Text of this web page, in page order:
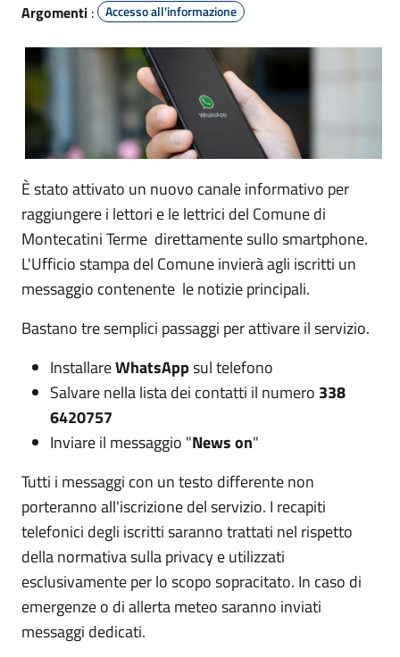
Argomenti : Accesso all'informazione
È stato attivato un nuovo canale informativo per
raggiungere i lettori e le lettrici del Comune di
Montecatini Terme direttamente sullo smartphone.
L'Ufficio stampa del Comune invierà agli iscritti un
messaggio contenente le notizie principali.
Bastano tre semplici passaggi per attivare il servizio.
InstallareWhatsAppsul telefono
Salvare nella lista dei contatti il numero 338
6420757
Inviare il messaggio "News on"
Tutti i messaggi con un testo differente non
porteranno all'iscrizione del servizio. I recapiti
telefonici degli iscritti saranno trattati nel rispetto
della normativa sulla privacy e utilizzati
esclusivamente per lo scopo sopracitato. In caso di
emergenze o di allerta meteo saranno inviati
messaggi dedicati.